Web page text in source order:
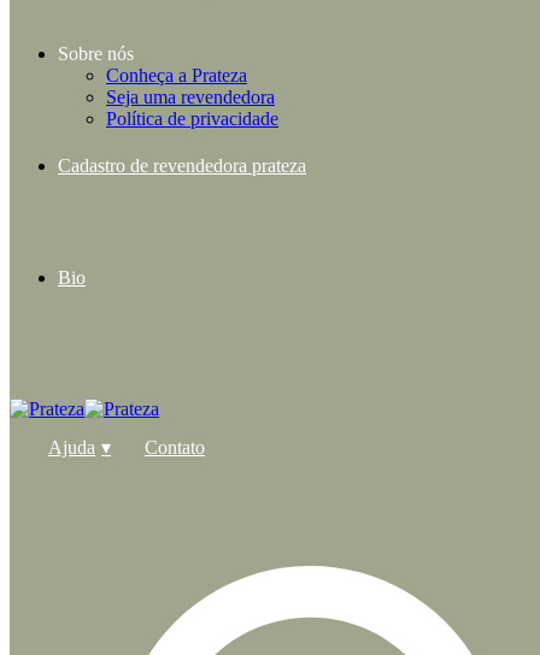
Sobre nós
Conheça a Prateza
Seja uma revendedora
Política de privacidade
Cadastro de revendedora prateza
Bio
Ajuda Contato